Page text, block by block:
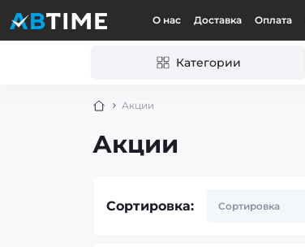
О нас Доставка Оплата
Категории
Акции
Акции
Сортировка: